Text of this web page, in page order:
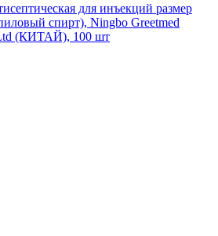
для инъекций размер
спирт), Ningbo Greetmed
(КИТАЙ), 100 шт